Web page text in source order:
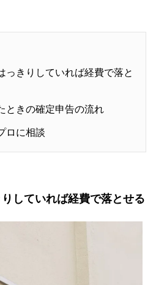
っきりしていれば経費で落と
ときの確定申告の流れ
ロに相談
していれば経費で落とせる